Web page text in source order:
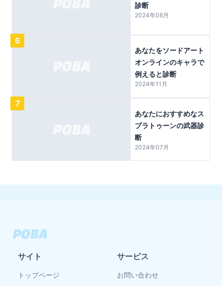
診断
2024年06月
6
あなたをソードアート
オンラインのキャラで
例えると診断
2024年11月
7
あなたにおすすめなス
プラトゥーンの武器診
断
2024年07月
サイト
トップページ
サービス
お問い合わせ